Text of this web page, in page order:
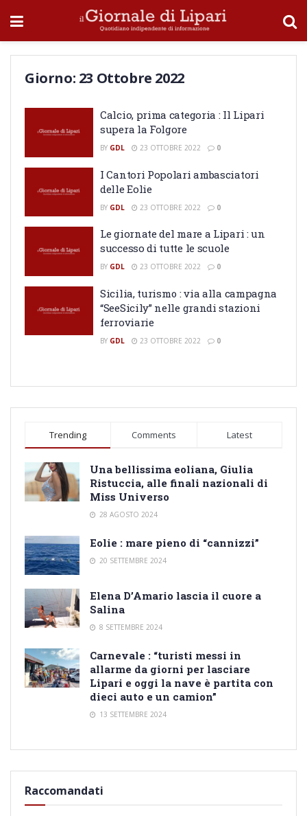
Giorno: 23 Ottobre 2022
Calcio, prima categoria : Il Lipari
supera la Folgore
BY GDL 23 OTTOBRE 2022 0
I Cantori Popolari ambasciatori
delle Eolie
BY GDL 23 OTTOBRE 2022 0
Le giornate del mare a Lipari : un
successo di tutte le scuole
BY GDL 23 OTTOBRE 2022 0
Sicilia, turismo : via alla campagna
“SeeSicily” nelle grandi stazioni
ferroviarie
BY GDL 23 OTTOBRE 2022 0
Trending Comments Latest
Una bellissima eoliana, Giulia
Ristuccia, alle finali nazionali di
Miss Universo
28 AGOSTO 2024
Eolie : mare pieno di “cannizzi”
20 SETTEMBRE 2024
Elena D’Amario lascia il cuore a
Salina
8 SETTEMBRE 2024
Carnevale : “turisti messi in
allarme da giorni per lasciare
Lipari e oggi la nave è partita con
dieci auto e un camion”
13 SETTEMBRE 2024
Raccomandati